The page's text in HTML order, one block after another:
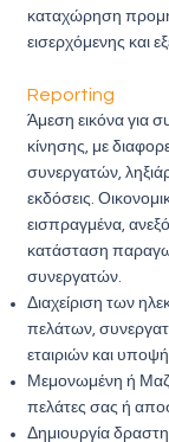
καταχώρηση
εισερχόμενης και
Reporting
Άμεση εικόνα για
κίνησης, με
συνεργατών,
εκδόσεις.
εισπραγμένα,
κατάσταση
συνεργατών.
Διαχείριση των
πελάτων,
εταιριών και
Μεμονωμένη ή
πελάτες σας ή
Δημιουργία